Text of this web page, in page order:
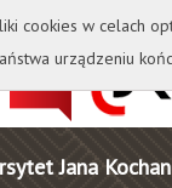
Kontakt
Jana
cookies w celach
urządzeniu